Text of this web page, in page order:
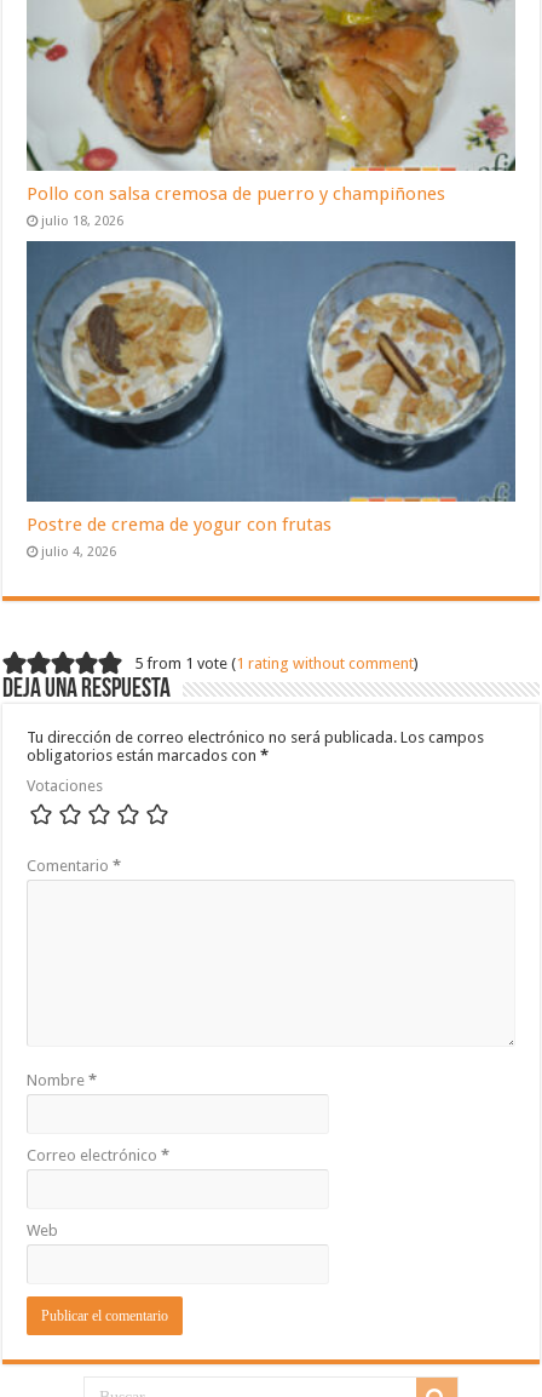
Pollo con salsa cremosa de puerro y champiñones
julio 18, 2026
Postre de crema de yogur con frutas
julio 4, 2026
5 from 1 vote (1 rating without comment)
Deja una respuesta
Tu dirección de correo electrónico no será publicada. Los campos
obligatorios están marcados con*
Votaciones
Comentario*
Nombre*
Correo electrónico*
Web